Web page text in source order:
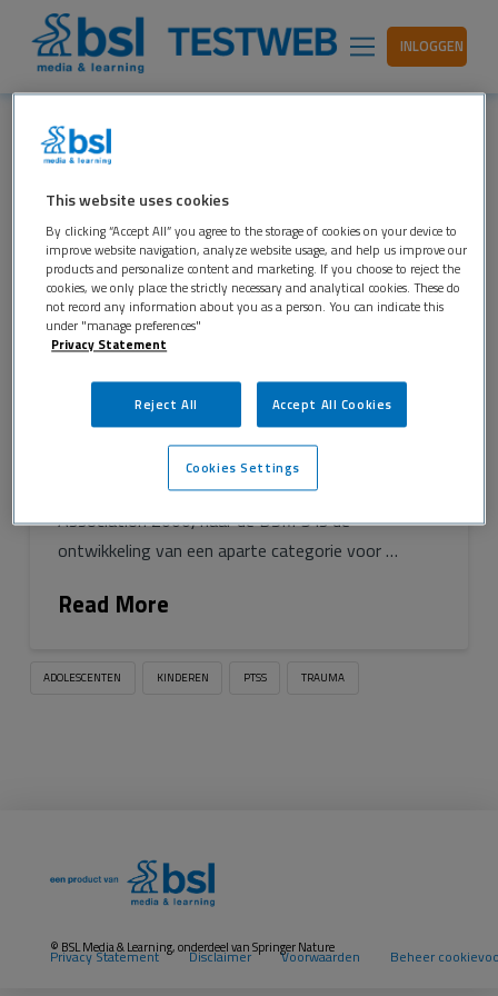
INLOGGEN
JONGEREN EN
VERANDERINGEN IN DE DSM-5
BSL TESTWEB 5 JUNI 2020 PSYCHOLOGIE
In Kind en Adolescent, staat een uitgebreid artikel
over PTSS bij kinderen en jongeren in de DSM-5.
De belangrijkste wijzigingen die besproken worden
in het artikel: Een van de belangrijkste wijzigingen
bij de overgang van DSM-IV (American Psychiatric
Association 2000) naar de DSM‑5 is de
ontwikkeling van een aparte categorie voor …
Read More
ADOLESCENTEN KINDEREN PTSS TRAUMA
© BSL Media & Learning, onderdeel vanSpringer Nature
Privacy Statement Disclaimer Voorwaarden Beheer
This website uses cookies
By clicking “Accept All” you agree to the storage of cookies on your device to
improve website navigation, analyze website usage, and help us improve our
products and personalize content and marketing. If you choose to reject the
cookies, we only place the strictly necessary and analytical cookies. These do
not record any information about you as a person. You can indicate this
under "manage preferences"
Privacy Statement
Reject All Accept All Cookies
Cookies Settings